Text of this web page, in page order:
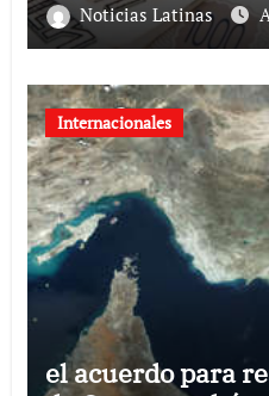
Noticias Latinas
Internacionales
el acuerdo para